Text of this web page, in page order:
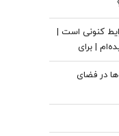
کنونی است |
| برای
به پاسگاه‌های
در فضای